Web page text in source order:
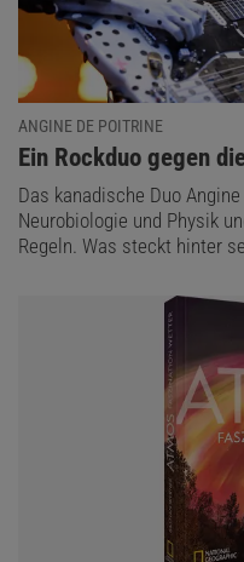
ANGINE DE POITRINE
:
Ein Rockduo gegen
Das kanadische Duo
Neurobiologie und Physik
Regeln. Was steckt hinter